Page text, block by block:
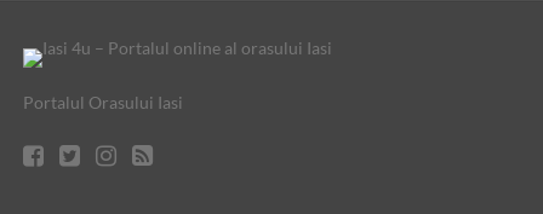
Portalul Orasului Iasi